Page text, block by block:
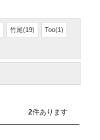
竹尾(19) Too(1)
2件あります